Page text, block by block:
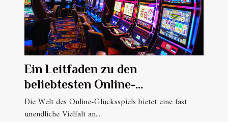
Ein Leitfaden zu den
beliebtesten Online-
Casinospielen und deren
Gewinnchancen
Die Welt des Online-Glücksspiels bietet eine fast
unendliche Vielfalt an...